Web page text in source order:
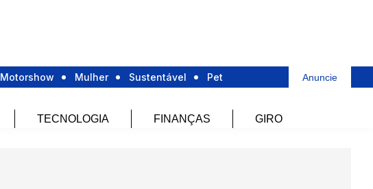
Motorshow Mulher Sustentável Pet Anuncie
TECNOLOGIA FINANÇAS GIRO